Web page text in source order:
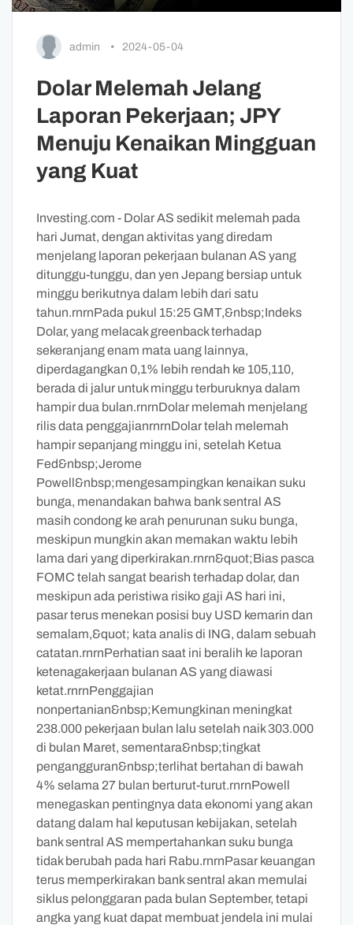
admin • 2024-05-04
Dolar Melemah Jelang
Laporan Pekerjaan; JPY
Menuju Kenaikan Mingguan
yang Kuat
Investing.com - Dolar AS sedikit melemah pada
hari Jumat, dengan aktivitas yang diredam
menjelang laporan pekerjaan bulanan AS yang
ditunggu-tunggu, dan yen Jepang bersiap untuk
minggu berikutnya dalam lebih dari satu
tahun.rnrnPada pukul 15:25 GMT,&nbsp;Indeks
Dolar, yang melacak greenback terhadap
sekeranjang enam mata uang lainnya,
diperdagangkan 0,1% lebih rendah ke 105,110,
berada di jalur untuk minggu terburuknya dalam
hampir dua bulan.rnrnDolar melemah menjelang
rilis data penggajianrnrnDolar telah melemah
hampir sepanjang minggu ini, setelah Ketua
Fed&nbsp;Jerome
Powell&nbsp;mengesampingkan kenaikan suku
bunga, menandakan bahwa bank sentral AS
masih condong ke arah penurunan suku bunga,
meskipun mungkin akan memakan waktu lebih
lama dari yang diperkirakan.rnrn&quot;Bias pasca
FOMC telah sangat bearish terhadap dolar, dan
meskipun ada peristiwa risiko gaji AS hari ini,
pasar terus menekan posisi buy USD kemarin dan
semalam,&quot; kata analis di ING, dalam sebuah
catatan.rnrnPerhatian saat ini beralih ke laporan
ketenagakerjaan bulanan AS yang diawasi
ketat.rnrnPenggajian
nonpertanian&nbsp;Kemungkinan meningkat
238.000 pekerjaan bulan lalu setelah naik 303.000
di bulan Maret, sementara&nbsp;tingkat
pengangguran&nbsp;terlihat bertahan di bawah
4% selama 27 bulan berturut-turut.rnrnPowell
menegaskan pentingnya data ekonomi yang akan
datang dalam hal keputusan kebijakan, setelah
bank sentral AS mempertahankan suku bunga
tidak berubah pada hari Rabu.rnrnPasar keuangan
terus memperkirakan bank sentral akan memulai
siklus pelonggaran pada bulan September, tetapi
angka yang kuat dapat membuat jendela ini mulai